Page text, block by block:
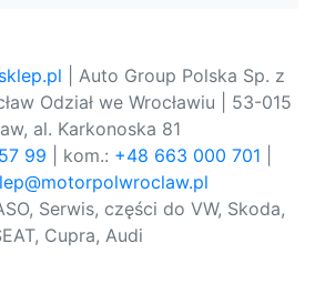
| Auto Group Polska Sp. z
Odział we Wrocławiu | 53-015
al. Karkonoska 81
99 | kom.: +48 663 000 701
Serwis, części do VW, Skoda,
Cupra, Audi